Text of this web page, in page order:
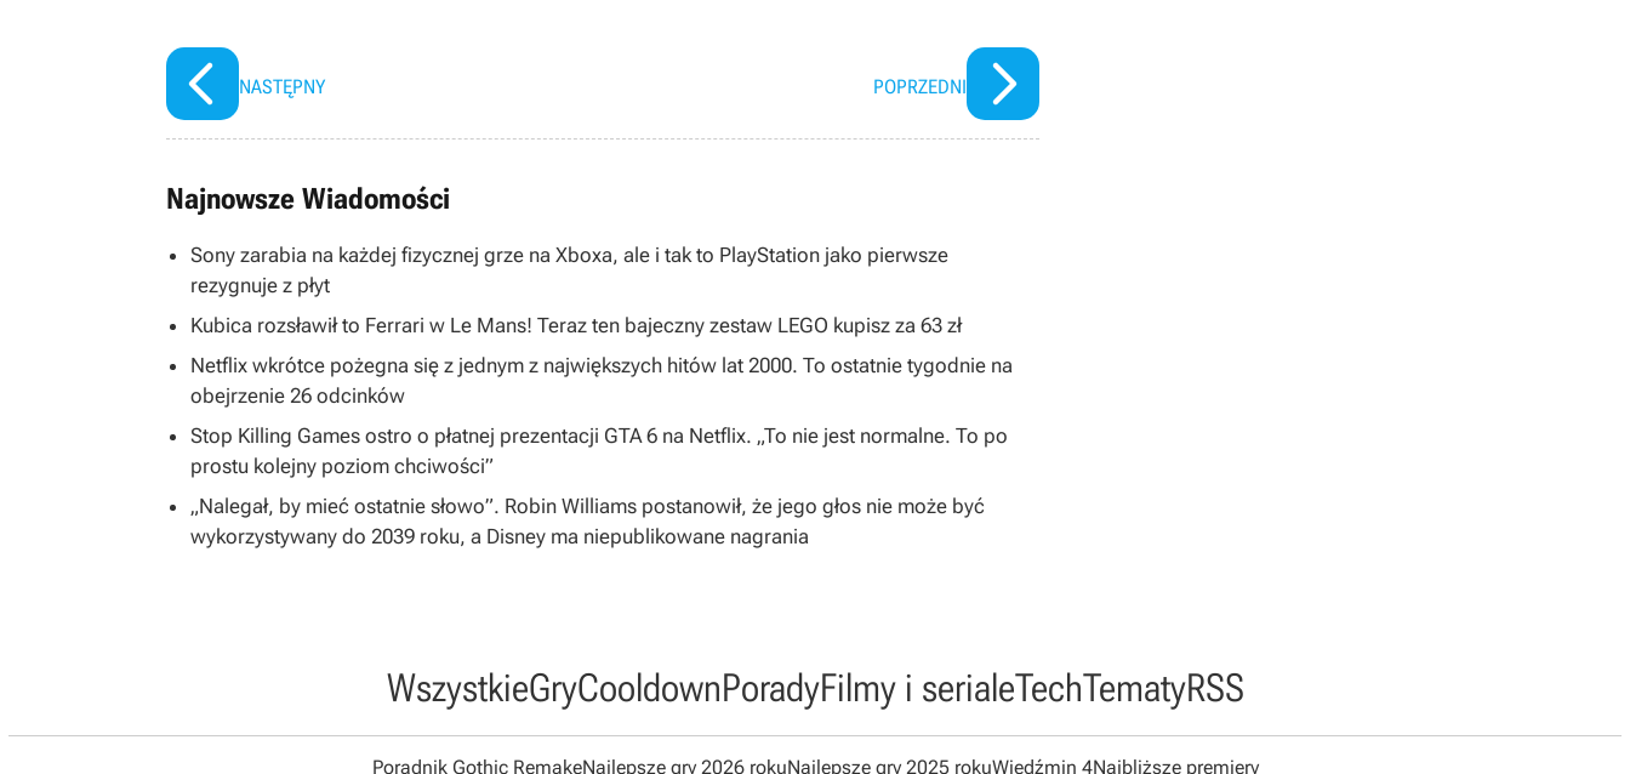
NASTĘPNY POPRZEDNI
Najnowsze Wiadomości
Sony zarabia na każdej fizycznej grze na Xboxa, ale i tak to PlayStation jako pierwsze
rezygnuje z płyt
Kubica rozsławił to Ferrari w Le Mans! Teraz ten bajeczny zestaw LEGO kupisz za 63 zł
Netflix wkrótce pożegna się z jednym z największych hitów lat 2000. To ostatnie tygodnie na
obejrzenie 26 odcinków
Stop Killing Games ostro o płatnej prezentacji GTA 6 na Netflix. „To nie jest normalne. To po
prostu kolejny poziom chciwości”
„Nalegał, by mieć ostatnie słowo”. Robin Williams postanowił, że jego głos nie może być
wykorzystywany do 2039 roku, a Disney ma niepublikowane nagrania
WszystkieGryCooldownPoradyFilmy i serialeTechTematyRSS
Poradnik Gothic RemakeNajlepsze gry 2026 rokuNajlepsze gry 2025 rokuWiedźmin 4Najbliższe premiery